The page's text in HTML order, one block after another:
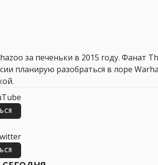
за печеньки в 2015 году. Фанат
планирую разобраться в лоре